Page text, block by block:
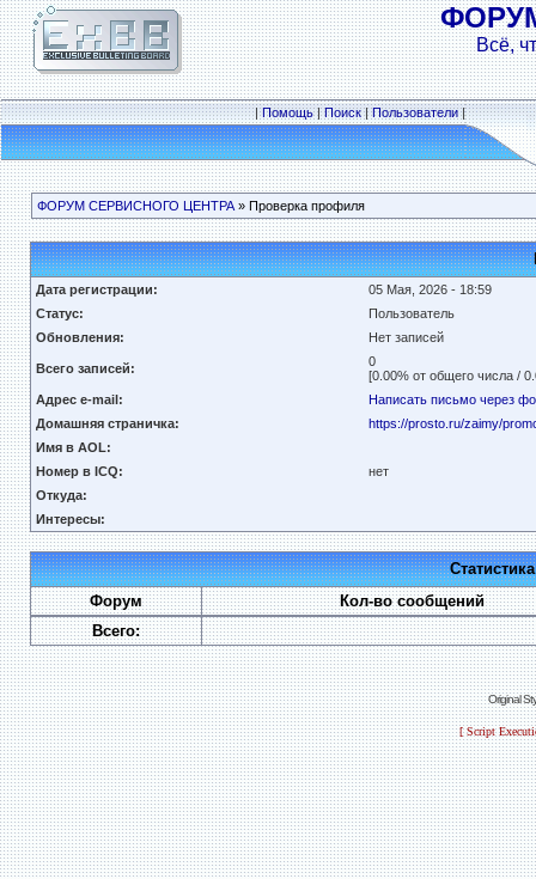
Всё,
|Помощь|Поиск|Пользователи|
ФОРУМ СЕРВИСНОГО ЦЕНТРА» Проверка профиля
Дата регистрации:
05 Мая, 2026 - 18:59
Статус:
Пользователь
Обновления:
Нет записей
Всего записей:
0
[0.00% от общего числа /
Адрес e-mail:
Написать письмо через
Домашняя страничка:
https://prosto.ru/zaimy/
Имя в AOL:
Номер в ICQ:
нет
Откуда:
Интересы:
Форум
Кол-во сообщений
Всего:
Original
[ Script